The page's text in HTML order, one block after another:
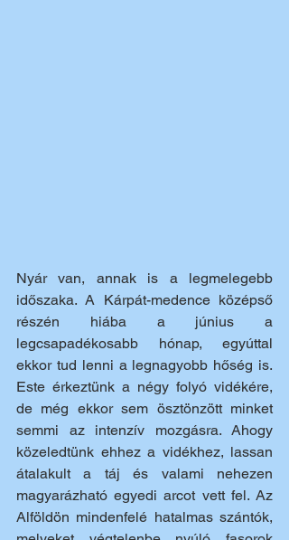
Nyár van, annak is a legmelegebb
időszaka. A Kárpát-medence középső
részén hiába a június a
legcsapadékosabb hónap, egyúttal
ekkor tud lenni a legnagyobb hőség is.
Este érkeztünk a négy folyó vidékére,
de még ekkor sem ösztönzött minket
semmi az intenzív mozgásra. Ahogy
közeledtünk ehhez a vidékhez, lassan
átalakult a táj és valami nehezen
magyarázható egyedi arcot vett fel. Az
Alföldön mindenfelé hatalmas szántók,